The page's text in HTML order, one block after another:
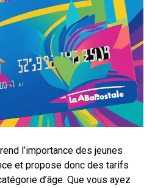
l’importance des jeunes
et propose donc des tarifs
d’âge. Que vous ayez